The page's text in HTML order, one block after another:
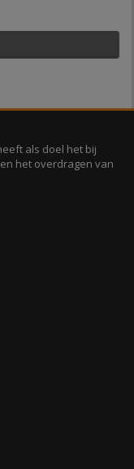
als doel het bij
het overdragen van